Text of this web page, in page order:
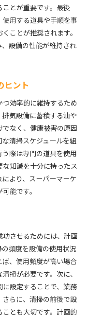
順
選び
ウハウ
準備
ける清掃の重要性
影響
掃の役割
る清掃活動
ジティブなインパ
とが重要です。最後
使用する道具や手順を事
ことが推奨されます。
設備の性能が維持され
ヒント
効率的に維持するため
気設備に蓄積する油や
なく、健康被害の原因
清掃スケジュールを組
際は専門の道具を使用
知識を十分に持ったス
より、スーパーマーケ
能です。
功させるためには、計画
頻度を設備の使用状況
、使用頻度が高い場合
掃が必要です。次に、
設定することで、業務
さらに、清掃の前後で設
とも大切です。計画的